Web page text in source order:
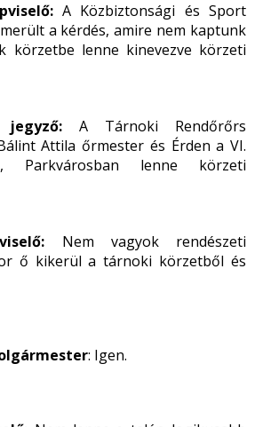
A Közbiztonsági és Sport
a kérdés, amire nem kaptunk
körzetbe lenne kinevezve körzeti
A Tárnoki Rendőrőrs
Attila őrmester és Érden a VI.
Parkvárosban lenne körzeti
Nem vagyok rendészeti
ő kikerül a tárnoki körzetből és
: Igen.